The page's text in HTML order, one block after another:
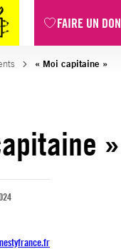
FAIRE UN DON
« Moi capitaine »
»